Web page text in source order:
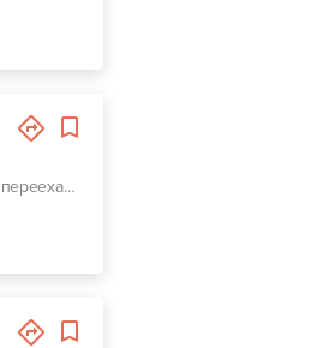
г. Кривой Рог, улица Куприна, 1, Мы переехали новый адрес ул.Мопровская 41 Прорізна 41